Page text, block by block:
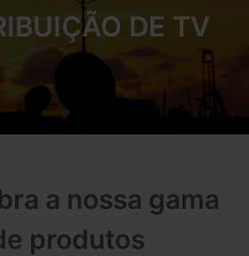
DE TV
a nossa gama
produtos